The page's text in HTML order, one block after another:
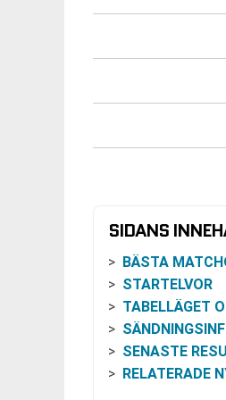
SIDANS
BÄSTA
STARTELVOR
TABELLÄGET
SENASTE
RELATERADE